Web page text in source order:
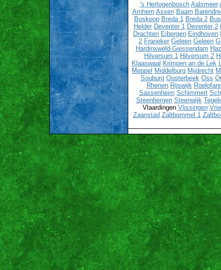
's Hertogenbosch Aalsmeer
Arnhem Assen Baarn
Boskoop Breda 1 Breda 2
Helder Deventer 1 Deventer 2
Drachten Eibergen Eindhoven
2 Franeker Geleen Geleen
Hardinxweld-Giessendam
Hilversum 1 Hilversum 2
Klaaswaal Krimpen an de Lek
Meppel Middelburg Mijdrecht
Souburg Oosterbeek Oss
Rhenen Rijswijk
Sassenheim Schimmert
Steenbergen Steenwijk
Vlaardingen Vlissingen
Zaanstad Zaltbommel 1